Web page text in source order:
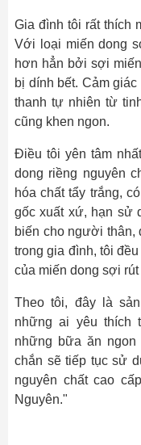
Gia đình tôi rất thích
Với loại miến dong
hơn hẳn bởi sợi
bị dính bết. Cảm
thanh tự nhiên từ
cũng khen ngon.
Điều tôi yên tâm
dong riềng nguyên
hóa chất tẩy trắng,
gốc xuất xứ, hạn sử
biến cho người thân,
trong gia đình, tôi
của miến dong sợi
Theo tôi, đây là
những ai yêu thích
những bữa ăn
chắn sẽ tiếp tục sử
nguyên chất cao
Nguyên."